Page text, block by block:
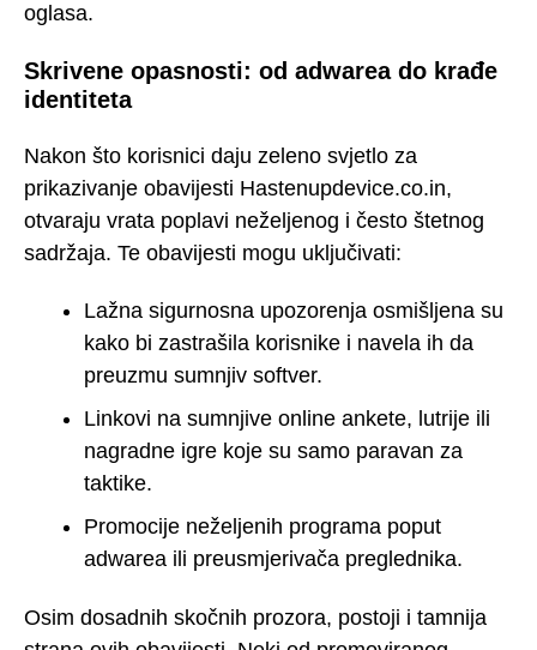
oglasa.
Skrivene opasnosti: od adwarea do krađe
identiteta
Nakon što korisnici daju zeleno svjetlo za
prikazivanje obavijesti Hastenupdevice.co.in,
otvaraju vrata poplavi neželjenog i često štetnog
sadržaja. Te obavijesti mogu uključivati:
Lažna sigurnosna upozorenja osmišljena su
kako bi zastrašila korisnike i navela ih da
preuzmu sumnjiv softver.
Linkovi na sumnjive online ankete, lutrije ili
nagradne igre koje su samo paravan za
taktike.
Promocije neželjenih programa poput
adwarea ili preusmjerivača preglednika.
Osim dosadnih skočnih prozora, postoji i tamnija